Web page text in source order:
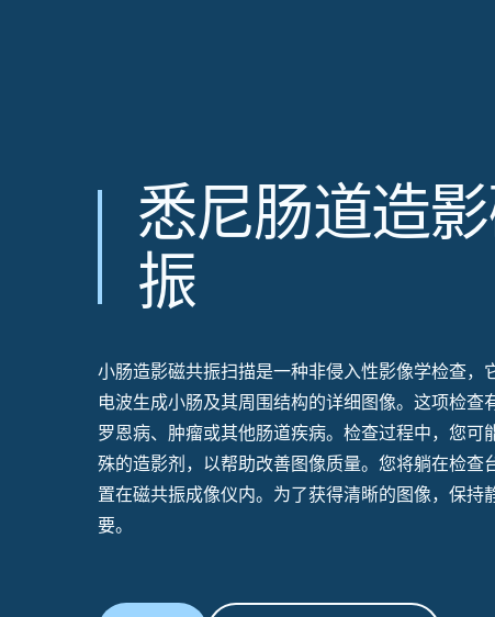
悉尼肠道造
振
小肠造影磁共振扫描是一种非侵入性影像学检查，
电波生成小肠及其周围结构的详细图像。这项检查
罗恩病、肿瘤或其他肠道疾病。检查过程中，您可
殊的造影剂，以帮助改善图像质量。您将躺在检查
置在磁共振成像仪内。为了获得清晰的图像，保持
要。